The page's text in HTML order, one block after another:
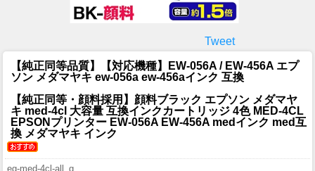
Tweet
【純正同等品質】【対応機種】EW-056A / EW-456A エプ
ソン メダマヤキ ew-056a ew-456aインク 互換
【純正同等・顔料採用】顔料ブラック エプソン メダマヤ
キ med-4cl 大容量 互換インクカートリッジ 4色 MED-4CL
EPSONプリンター EW-056A EW-456A medインク med互
換 メダマヤキ インク
eg-med-4cl-all_g